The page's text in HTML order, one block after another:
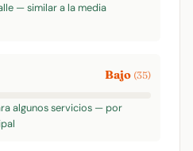
— similar a la media
Bajo (35)
algunos servicios — por